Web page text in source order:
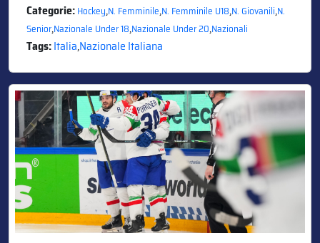
Categorie:Hockey,N. Femminile,N. Femminile U18,N. Giovanili,N.
Senior,Nazionale Under 18,Nazionale Under 20,Nazionali
Tags:Italia,Nazionale Italiana